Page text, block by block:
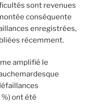
sont revenues
conséquente
enregistrées,
récemment.
amplifié le
ont été